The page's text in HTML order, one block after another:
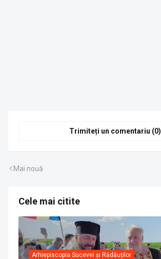
Trimiteți un comentariu (0)
Mai nouă
Cele mai citite
Arhiepiscopia Sucevei și Rădăuților